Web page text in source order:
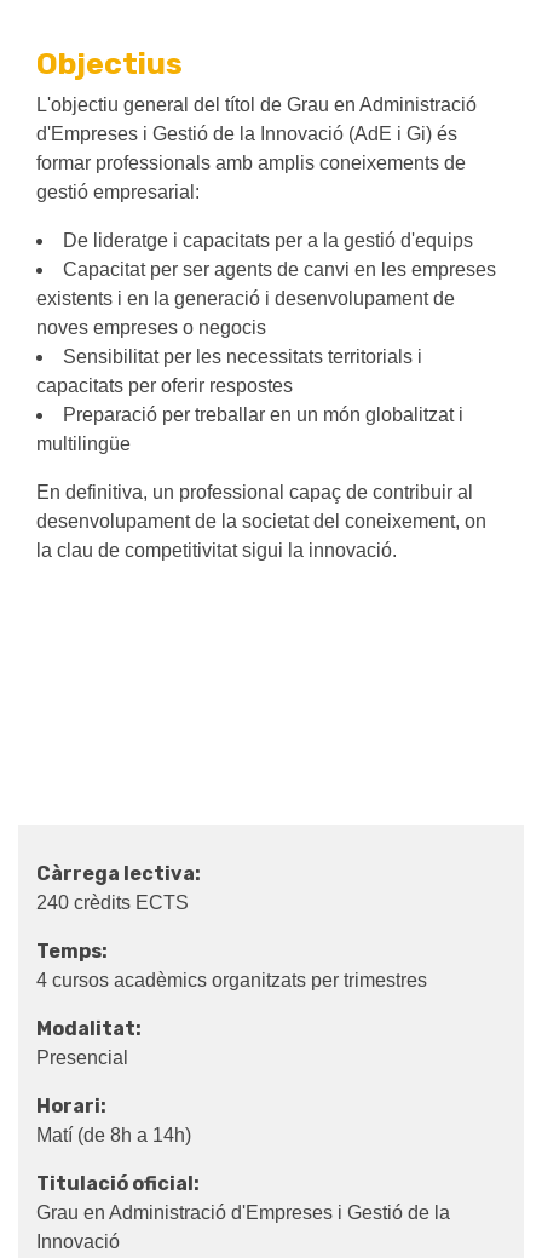
Objectius
L'objectiu general del títol de Grau en Administració
d'Empreses i Gestió de la Innovació (AdE i Gi) és
formar professionals amb amplis coneixements de
gestió empresarial:
De lideratge i capacitats per a la gestió d'equips
Capacitat per ser agents de canvi en les empreses
existents i en la generació i desenvolupament de
noves empreses o negocis
Sensibilitat per les necessitats territorials i
capacitats per oferir respostes
Preparació per treballar en un món globalitzat i
multilingüe
En definitiva, un professional capaç de contribuir al
desenvolupament de la societat del coneixement, on
la clau de competitivitat sigui la innovació.
Càrrega lectiva:
240 crèdits ECTS
Temps:
4 cursos acadèmics organitzats per trimestres
Modalitat:
Presencial
Horari:
Matí (de 8h a 14h)
Titulació oficial:
Grau en Administració d'Empreses i Gestió de la
Innovació